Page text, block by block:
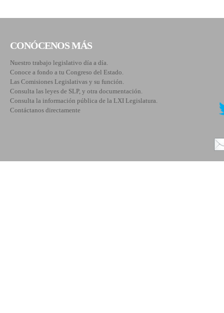
CONÓCENOS MÁS
Nuestro trabajo legislativo día a día.
Conoce a fondo a tu Congreso del Estado.
Las Comisiones Legislativas y su función.
Consulta las leyes de SLP, y otra documentación.
Consulta la información pública de la LXI Legislatura.
Contáctanos directamente